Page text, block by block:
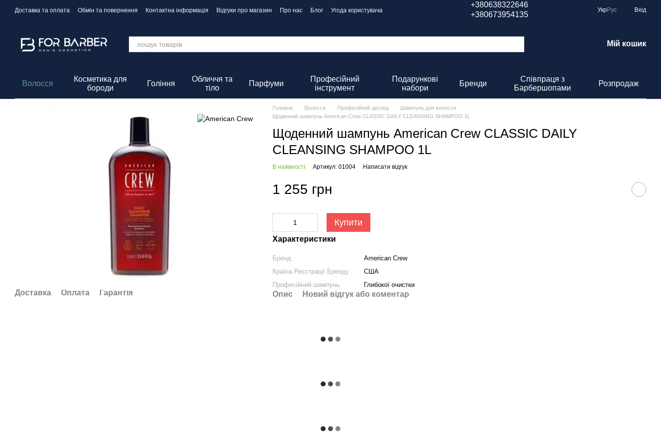
Перейти до основного контенту
Доставка та оплата Обмін та повернення Контактна інформація Відгуки про магазин Про нас Блог
Угода користувача
+380638322646
+380673954135
УкрРус Вхід
Мій кошик
Волосся
Косметика для
бороди
Гоління
Обличчя та
тіло
Парфуми
Професійний
інструмент
Подарункові
набори
Бренди
Співпраця з
Барбершопами
Розпродаж
Доставка Оплата Гарантія
Головна Волосся Професійний догляд
Шампунь для волосся
Щоденний шампунь American Crew CLASSIC DAILY CLEANSING SHAMPOO 1L
Щоденний шампунь American Crew CLASSIC DAILY
CLEANSING SHAMPOO 1L
В наявності Артикул: 01004 Написати відгук
1 255 грн
Купити
Характеристики
Бренд
American Crew
Країна Реєстрації Бренду
США
Професійний шампунь
Глибокої очистки
Опис Новий відгук або коментар